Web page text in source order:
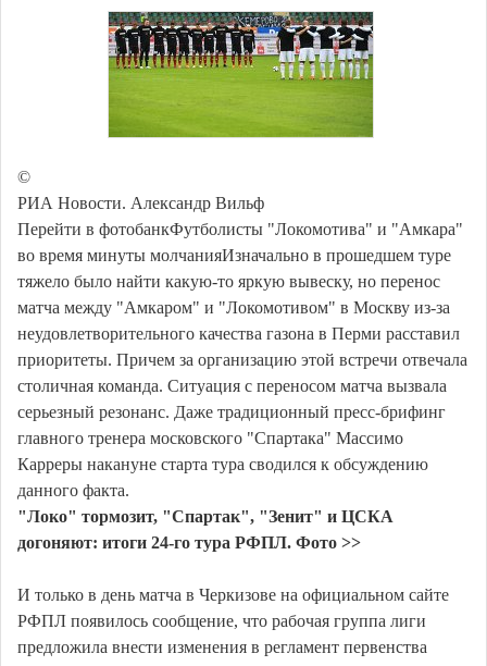
©
РИА Новости. Александр Вильф
Перейти в фотобанкФутболисты "Локомотива" и "Амкара"
во время минуты молчанияИзначально в прошедшем туре
тяжело было найти какую-то яркую вывеску, но перенос
матча между "Амкаром" и "Локомотивом" в Москву из-за
неудовлетворительного качества газона в Перми расставил
приоритеты. Причем за организацию этой встречи отвечала
столичная команда. Ситуация с переносом матча вызвала
серьезный резонанс. Даже традиционный пресс-брифинг
главного тренера московского "Спартака" Массимо
Карреры накануне старта тура сводился к обсуждению
данного факта.
"Локо" тормозит, "Спартак", "Зенит" и ЦСКА
догоняют: итоги 24-го тура РФПЛ. Фото >>
И только в день матча в Черкизове на официальном сайте
РФПЛ появилось сообщение, что рабочая группа лиги
предложила внести изменения в регламент первенства